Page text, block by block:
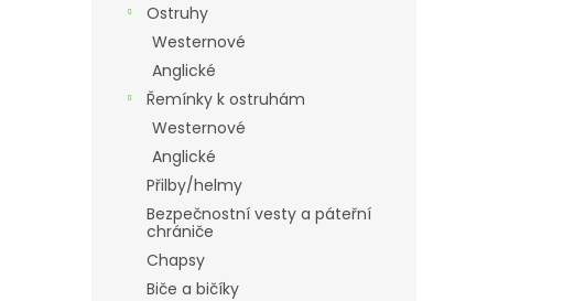
Ostruhy
Westernové
Anglické
Řemínky k ostruhám
Westernové
Anglické
Přilby/helmy
Bezpečnostní vesty a páteřní
chrániče
Chapsy
Biče a bičíky